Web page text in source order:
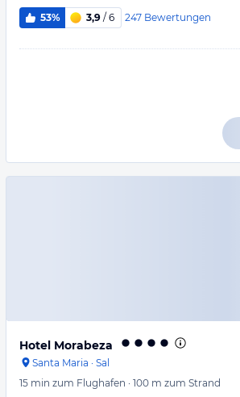
53% 3,9 / 6 247 Bewertungen
Hotel Morabeza
Santa Maria · Sal
15 min zum Flughafen · 100 m zum Strand